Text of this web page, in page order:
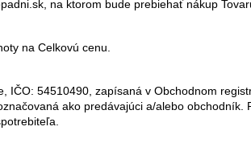
na ktorom bude prebiehať nákup
na Celkovú cenu.
54510490, zapísaná v Obchodnom
ako predávajúci a/alebo